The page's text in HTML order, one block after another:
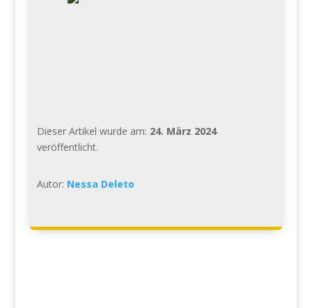
Dieser Artikel wurde am: 24. März 2024
veröffentlicht.
Autor: Nessa Deleto